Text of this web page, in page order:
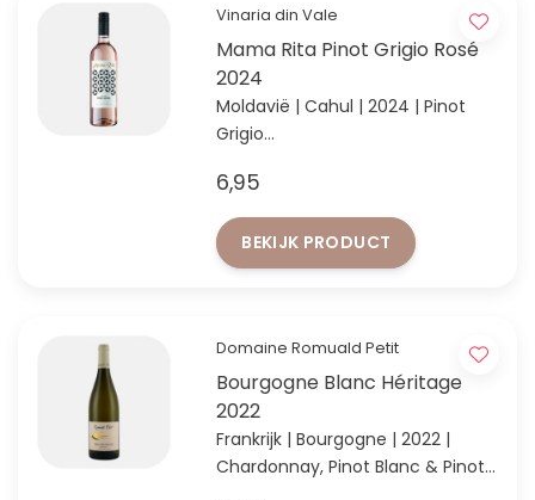
Vinaria din Vale
Mama Rita Pinot Grigio Rosé
2024
Moldavië | Cahul | 2024 | Pinot
Grigio
12 flessen!
6,95
BEKIJK PRODUCT
Domaine Romuald Petit
Bourgogne Blanc Héritage
2022
Frankrijk | Bourgogne | 2022 |
Chardonnay, Pinot Blanc & Pinot